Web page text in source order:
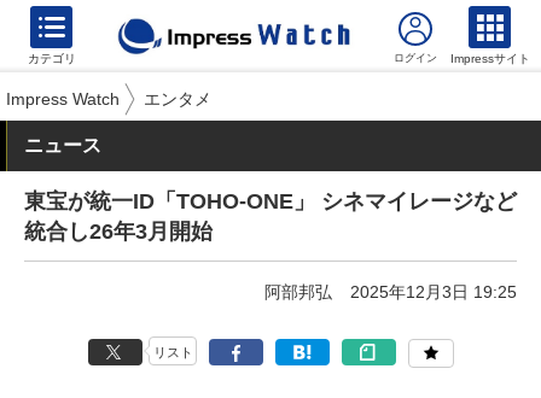
カテゴリ Impressサイト
Impress Watch エンタメ
ニュース
東宝が統一ID「TOHO-ONE」 シネマイレージなど
統合し26年3月開始
阿部邦弘 2025年12月3日 19:25
リスト